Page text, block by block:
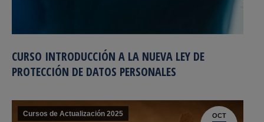
CURSO INTRODUCCIÓN A LA NUEVA LEY DE
PROTECCIÓN DE DATOS PERSONALES
OCT
Cursos de Actualización 2025